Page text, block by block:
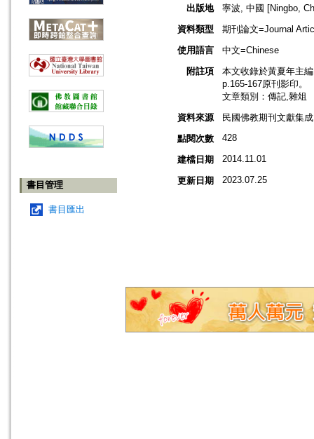
書目管理
書目匯出
出版地
寧波, 中國 [Ningbo,
資料類型
期刊論文=Journal
使用語言
中文=Chinese
附註項
本文收錄於黃夏年主
p.165-167原刊影印。
文章類別：傳記,雜俎
資料來源
民國佛教期刊文獻集
點閱次數
428
建檔日期 2014.11.01
更新日期 2023.07.25